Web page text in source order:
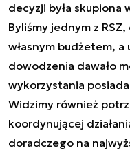
decyzji była skupiona
Byliśmy jednym z
własnym budżetem,
dowodzenia dawało
wykorzystania
Widzimy również
koordynującej
doradczego na